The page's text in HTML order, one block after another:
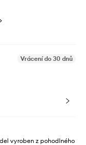
Vrácení do 30 dnů
vyroben z pohodlného